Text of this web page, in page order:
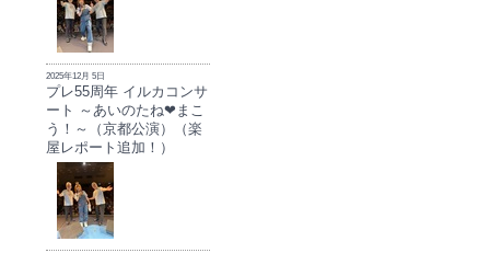
2025年12月 5日
プレ55周年 イルカコンサ
ート ～あいのたね❤まこ
う！～（京都公演）（楽
屋レポート追加！）